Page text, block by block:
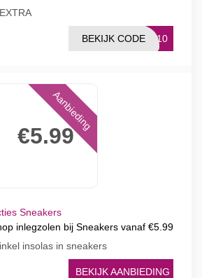
LE10
BEKIJK CODE
€5.99
Aanbieding
Sneakers
inlegzolen bij Sneakers vanaf €5.99
insolas in sneakers
BEKIJK AANBIEDING